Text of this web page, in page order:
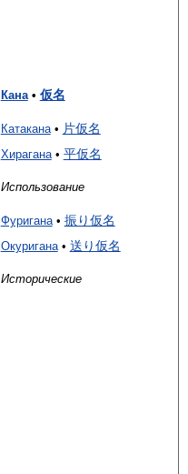
Кана• 仮名
Катакана• 片仮名
Хирагана• 平仮名
Использование
Фуригана• 振り仮名
Окуригана• 送り仮名
Исторические